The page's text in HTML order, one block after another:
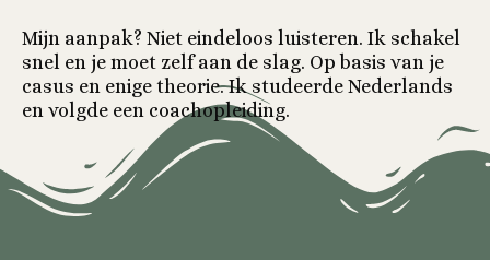
Mijn aanpak? Niet eindeloos luisteren. Ik schakel
snel en je moet zelf aan de slag. Op basis van je
casus en enige theorie. Ik studeerde Nederlands
en volgde een coachopleiding.